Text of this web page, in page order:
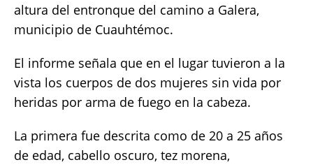
altura del entronque del camino a Galera,
municipio de Cuauhtémoc.
El informe señala que en el lugar tuvieron a la
vista los cuerpos de dos mujeres sin vida por
heridas por arma de fuego en la cabeza.
La primera fue descrita como de 20 a 25 años
de edad, cabello oscuro, tez morena,